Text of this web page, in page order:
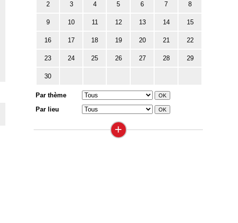
2 3 4 5 6 7 8
9 10 11 12 13 14 15
16 17 18 19 20 21 22
23 24 25 26 27 28 29
30
Par thème
Par lieu
+